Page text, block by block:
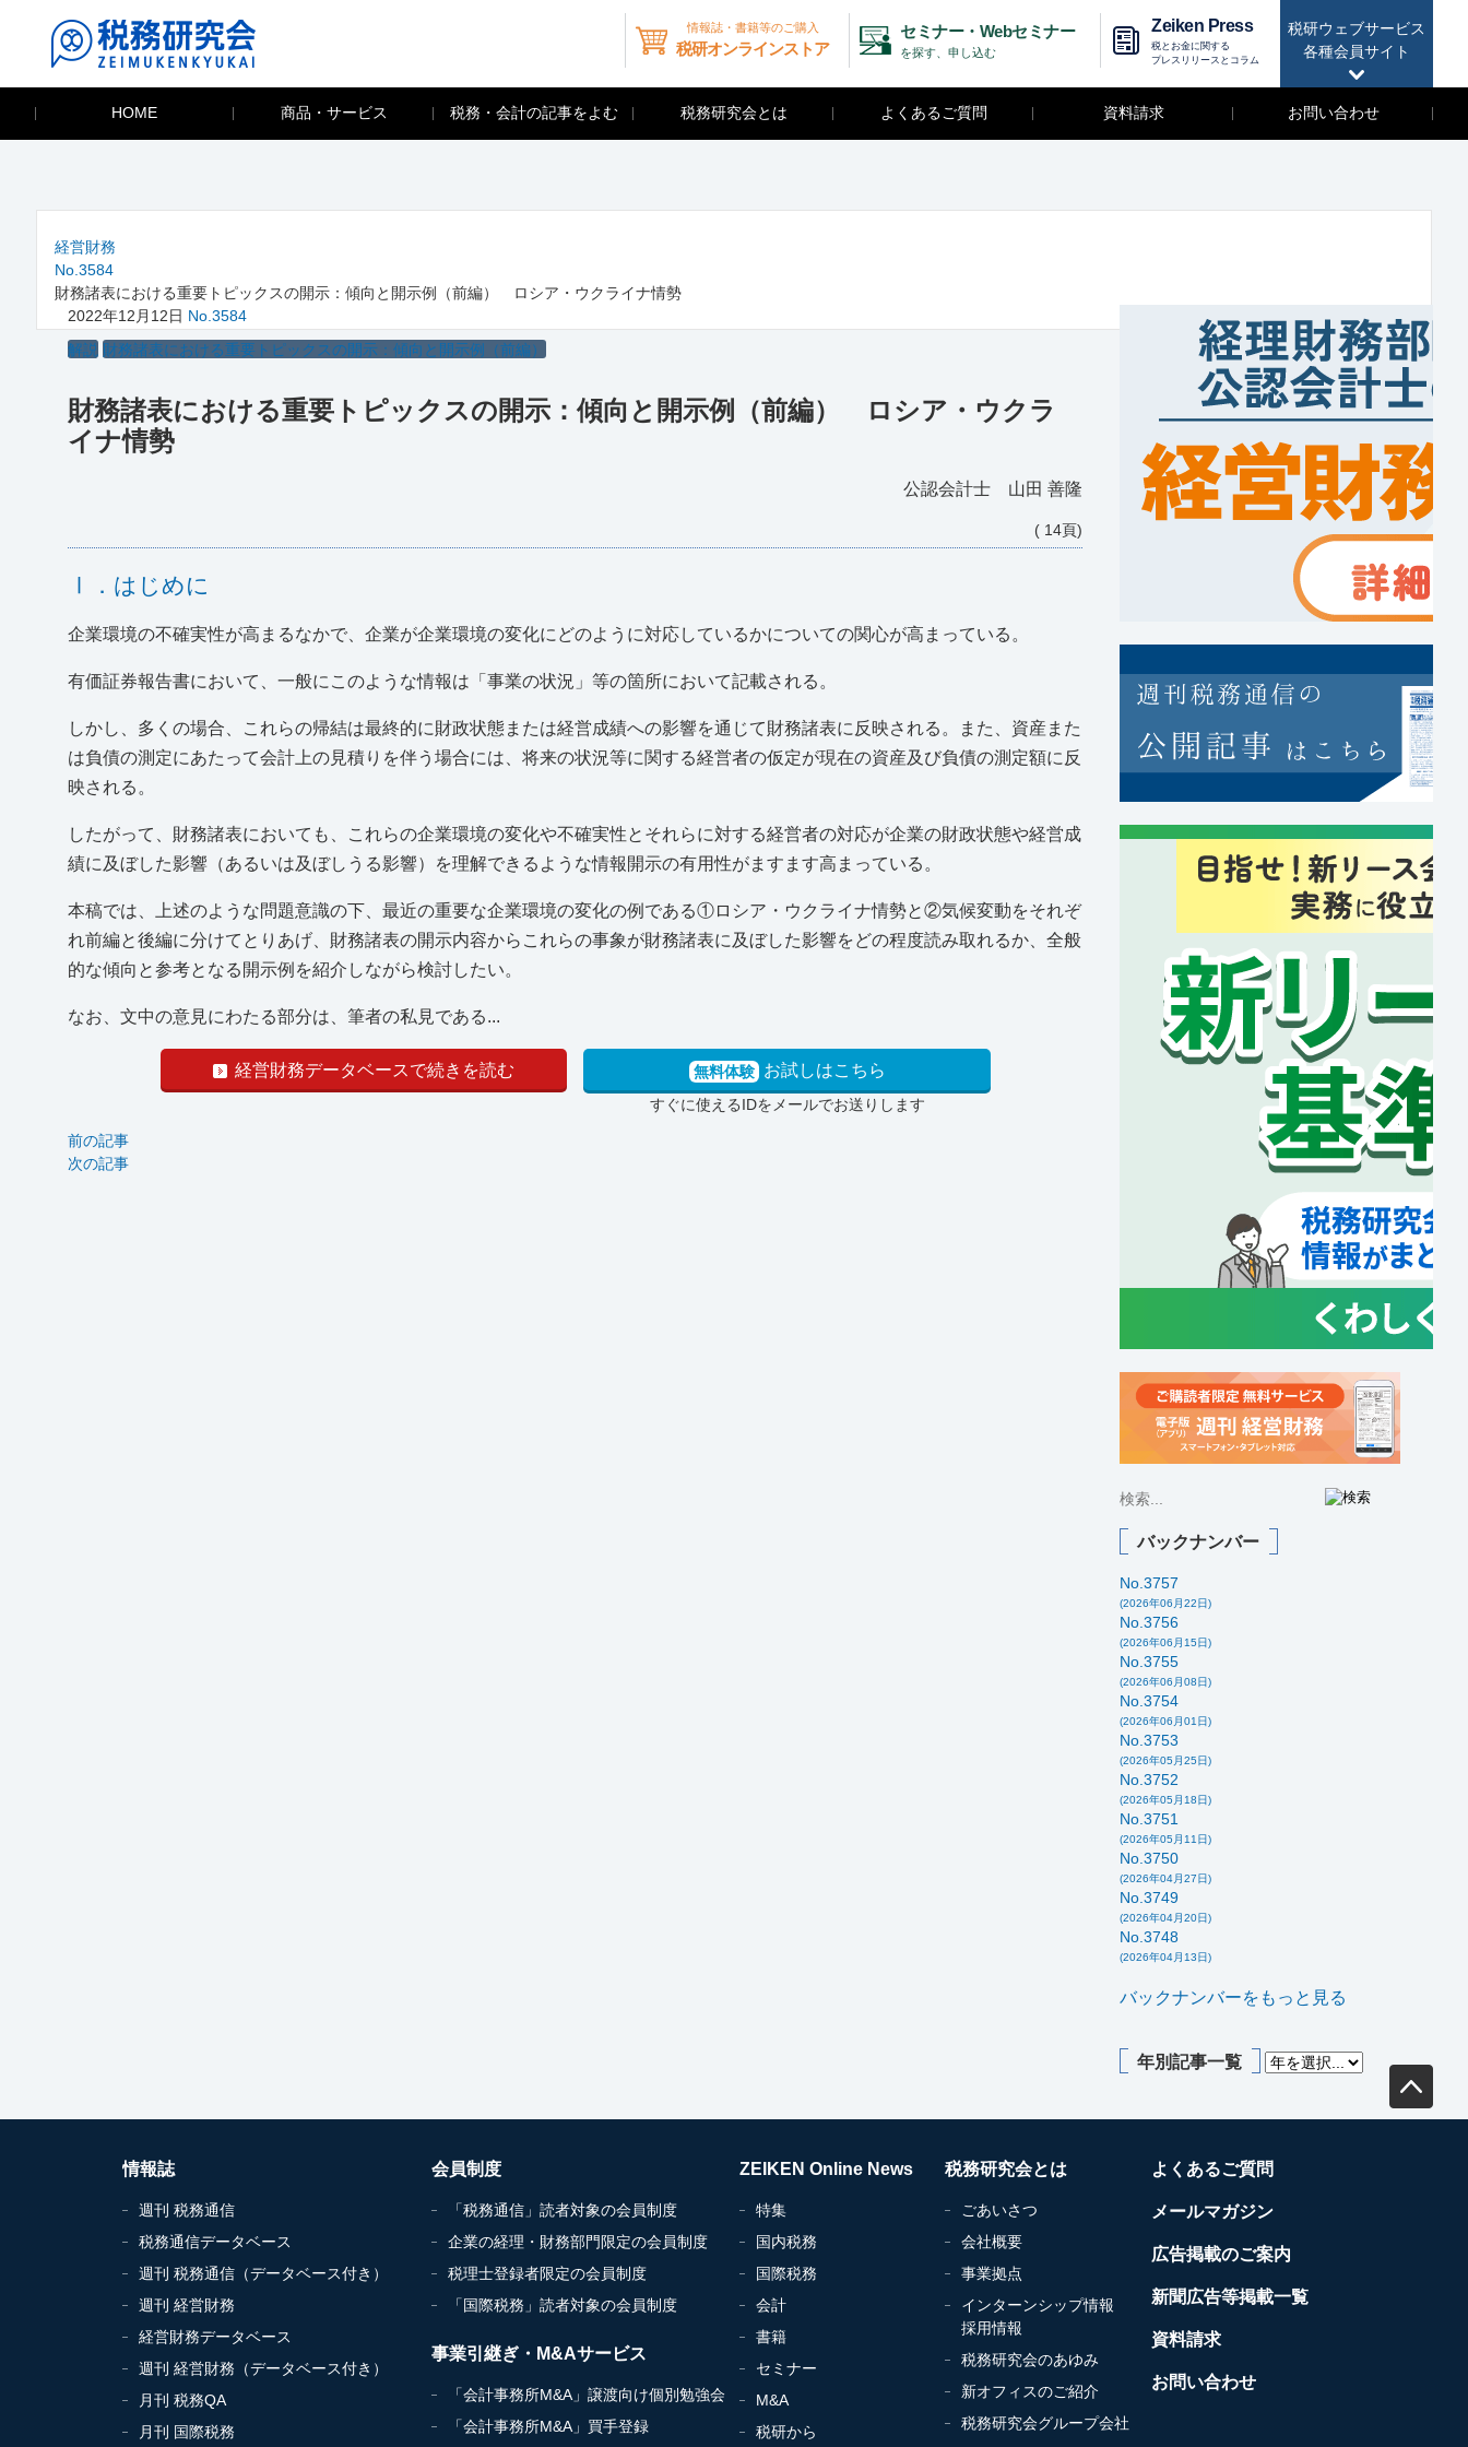
税研ウェブサービス
各種会員サイト
情報誌・書籍等のご購入
税研オンラインストア
セミナー・Webセミナー
を探す、申し込む
Zeiken Press
税とお金に関する
プレスリリースとコラム
HOME 商品・サービス 税務・会計の記事をよむ 税務研究会とは よくあるご質問 資料請求 お問い合わせ
経営財務
No.3584
財務諸表における重要トピックスの開示：傾向と開示例（前編） ロシア・ウクライナ情勢
2022年12月12日 No.3584
解説 財務諸表における重要トピックスの開示：傾向と開示例（前編）
財務諸表における重要トピックスの開示：傾向と開示例（前編） ロシア・ウクラ
イナ情勢
公認会計士 山田 善隆
( 14頁)
Ⅰ．はじめに
企業環境の不確実性が高まるなかで、企業が企業環境の変化にどのように対応しているかについての関心が高まっている。
有価証券報告書において、一般にこのような情報は「事業の状況」等の箇所において記載される。
しかし、多くの場合、これらの帰結は最終的に財政状態または経営成績への影響を通じて財務諸表に反映される。また、資産また
は負債の測定にあたって会計上の見積りを伴う場合には、将来の状況等に関する経営者の仮定が現在の資産及び負債の測定額に反
映される。
したがって、財務諸表においても、これらの企業環境の変化や不確実性とそれらに対する経営者の対応が企業の財政状態や経営成
績に及ぼした影響（あるいは及ぼしうる影響）を理解できるような情報開示の有用性がますます高まっている。
本稿では、上述のような問題意識の下、最近の重要な企業環境の変化の例である①ロシア・ウクライナ情勢と②気候変動をそれぞ
れ前編と後編に分けてとりあげ、財務諸表の開示内容からこれらの事象が財務諸表に及ぼした影響をどの程度読み取れるか、全般
的な傾向と参考となる開示例を紹介しながら検討したい。
なお、文中の意見にわたる部分は、筆者の私見である...
経営財務データベースで続きを読む 無料体験 お試しはこちら
すぐに使えるIDをメールでお送りします
前の記事
次の記事
バックナンバー
No.3757
(2026年06月22日)
No.3756
(2026年06月15日)
No.3755
(2026年06月08日)
No.3754
(2026年06月01日)
No.3753
(2026年05月25日)
No.3752
(2026年05月18日)
No.3751
(2026年05月11日)
No.3750
(2026年04月27日)
No.3749
(2026年04月20日)
No.3748
(2026年04月13日)
バックナンバーをもっと見る
年別記事一覧
情報誌
週刊 税務通信
税務通信データベース
週刊 税務通信（データベース付き）
週刊 経営財務
経営財務データベース
週刊 経営財務（データベース付き）
月刊 税務QA
月刊 国際税務
会員制度
「税務通信」読者対象の会員制度
企業の経理・財務部門限定の会員制度
税理士登録者限定の会員制度
「国際税務」読者対象の会員制度
事業引継ぎ・M&Aサービス
「会計事務所M&A」譲渡向け個別勉強会
「会計事務所M&A」買手登録
ZEIKEN Online News
特集
国内税務
国際税務
会計
書籍
セミナー
M&A
税研から
税務研究会とは
ごあいさつ
会社概要
事業拠点
インターンシップ情報
採用情報
税務研究会のあゆみ
新オフィスのご紹介
税務研究会グループ会社
よくあるご質問
メールマガジン
広告掲載のご案内
新聞広告等掲載一覧
資料請求
お問い合わせ